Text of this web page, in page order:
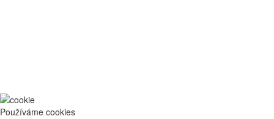
Používáme cookies